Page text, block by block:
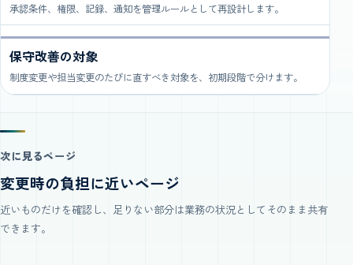
承認条件、権限、記録、通知を管理ルールとして再設計します。
保守改善の対象
制度変更や担当変更のたびに直すべき対象を、初期段階で分けます。
次に見るページ
変更時の負担に近いページ
近いものだけを確認し、足りない部分は業務の状況としてそのまま共有
できます。